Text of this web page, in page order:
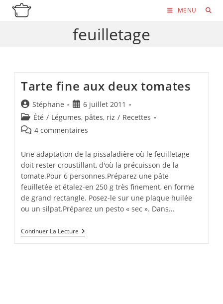
Skip
MENU
feuilletage
Tarte fine aux deux tomates
Auteur/autrice
de
la
publication :
Stéphane
Publication
publiée :
6 juillet 2011
Post
category:
Été / Légumes, pâtes, riz / Recettes
Commentaires
la
publication :
4 commentaires
Une adaptation de la pissaladière où le feuilletage
doit rester croustillant, d'où la précuisson de la
tomate.Pour 6 personnes.Préparez une pâte
feuilletée et étalez-en 250 g très finement, en forme
de grand rectangle. Posez-le sur une plaque huilée
ou un silpat.Préparez un pesto « sec ». Dans…
Continuer La Lecture Tarte
Fine